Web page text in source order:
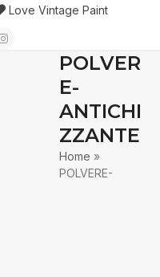
Love Vintage Paint
Instagram
POLVER
E-
ANTICHI
ZZANTE
Home »
POLVERE-